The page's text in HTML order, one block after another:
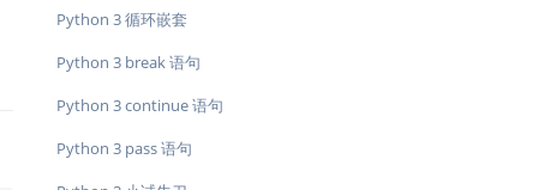
Python 3 循环嵌套
Python 3 break 语句
Python 3 continue 语句
Python 3 pass 语句